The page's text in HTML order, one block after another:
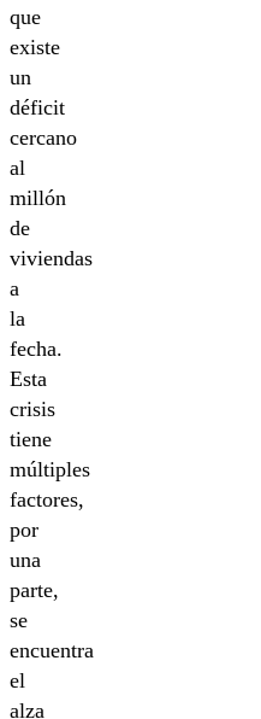
que
existe
un
déficit
cercano
al
millón
de
viviendas
a
la
fecha.
Esta
crisis
tiene
múltiples
factores,
por
una
parte,
se
encuentra
el
alza